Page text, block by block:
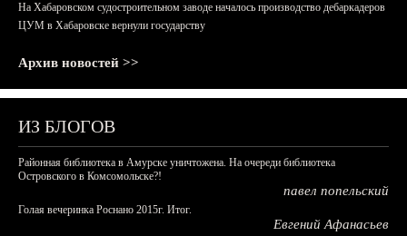
На Хабаровском судостроительном заводе началось производство дебаркадеров
ЦУМ в Хабаровске вернули государству
Архив новостей >>
ИЗ БЛОГОВ
Районная библиотека в Амурске уничтожена. На очереди библиотека
Островского в Комсомольске?!
павел попельский
Голая вечеринка Роснано 2015г. Итог.
Евгений Афанасьев